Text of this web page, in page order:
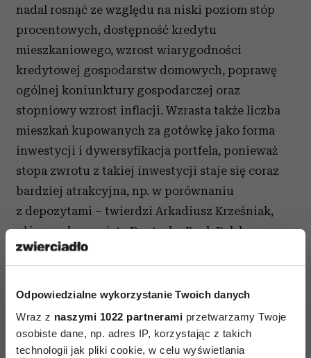
Odpowiedzialne wykorzystanie Twoich danych
Wraz z naszymi 1022 partnerami przetwarzamy Twoje
osobiste dane, np. adres IP, korzystając z takich
technologii jak pliki cookie, w celu wyświetlania
nadal rosnąć ze względu na niski poziom stóp
procentowych, dostępność kredytu
mieszkaniowego, wzrost wiarygodności
kredytowej gospodarstw domowych, poprawę
ogólnej koniunktury gospodarczej oraz
stopniowy wzrost inflacji. Wzrasta także liczba
mieszkań kupowanych za gotówkę jako forma
inwestycji i dywersyfikacja portfela, ponieważ
stopa zwrotu z takiej inwestycji staje się coraz
bardziej atrakcyjna, np. w porównaniu
z depozytami – twierdzi Arkadiusz Krześniak,
główny ekonomista Deutsche Bank Polska.
Wśród nabywców apartamentów premium są
właściciele firm rodzinnych z całej Polski. Polacy
chcą mieszkać coraz wygodniej, doceniają
lokalizację nieruchomości, wyróżniające ją